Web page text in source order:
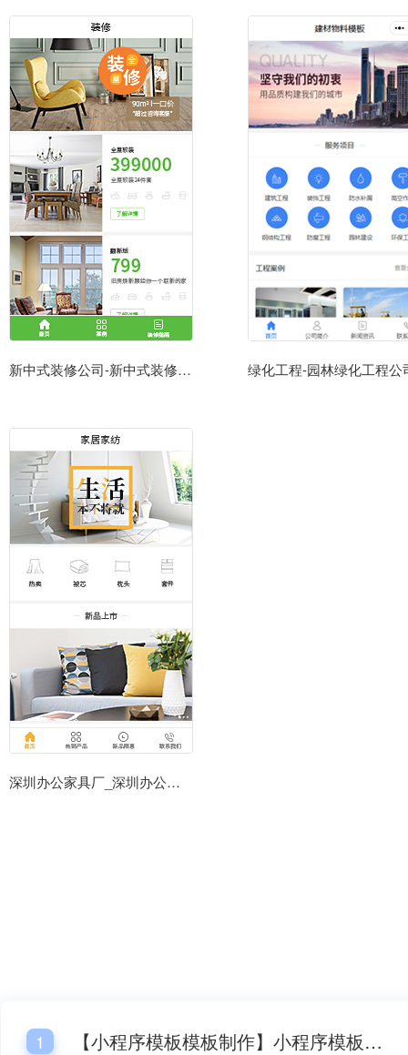
新中式装修公司-新中式装修公司小程序模板
深圳办公家具厂_深圳办公家具定做公司小程序模板
1 【小程序模板模板制作】小程序模板模板开发平台网站